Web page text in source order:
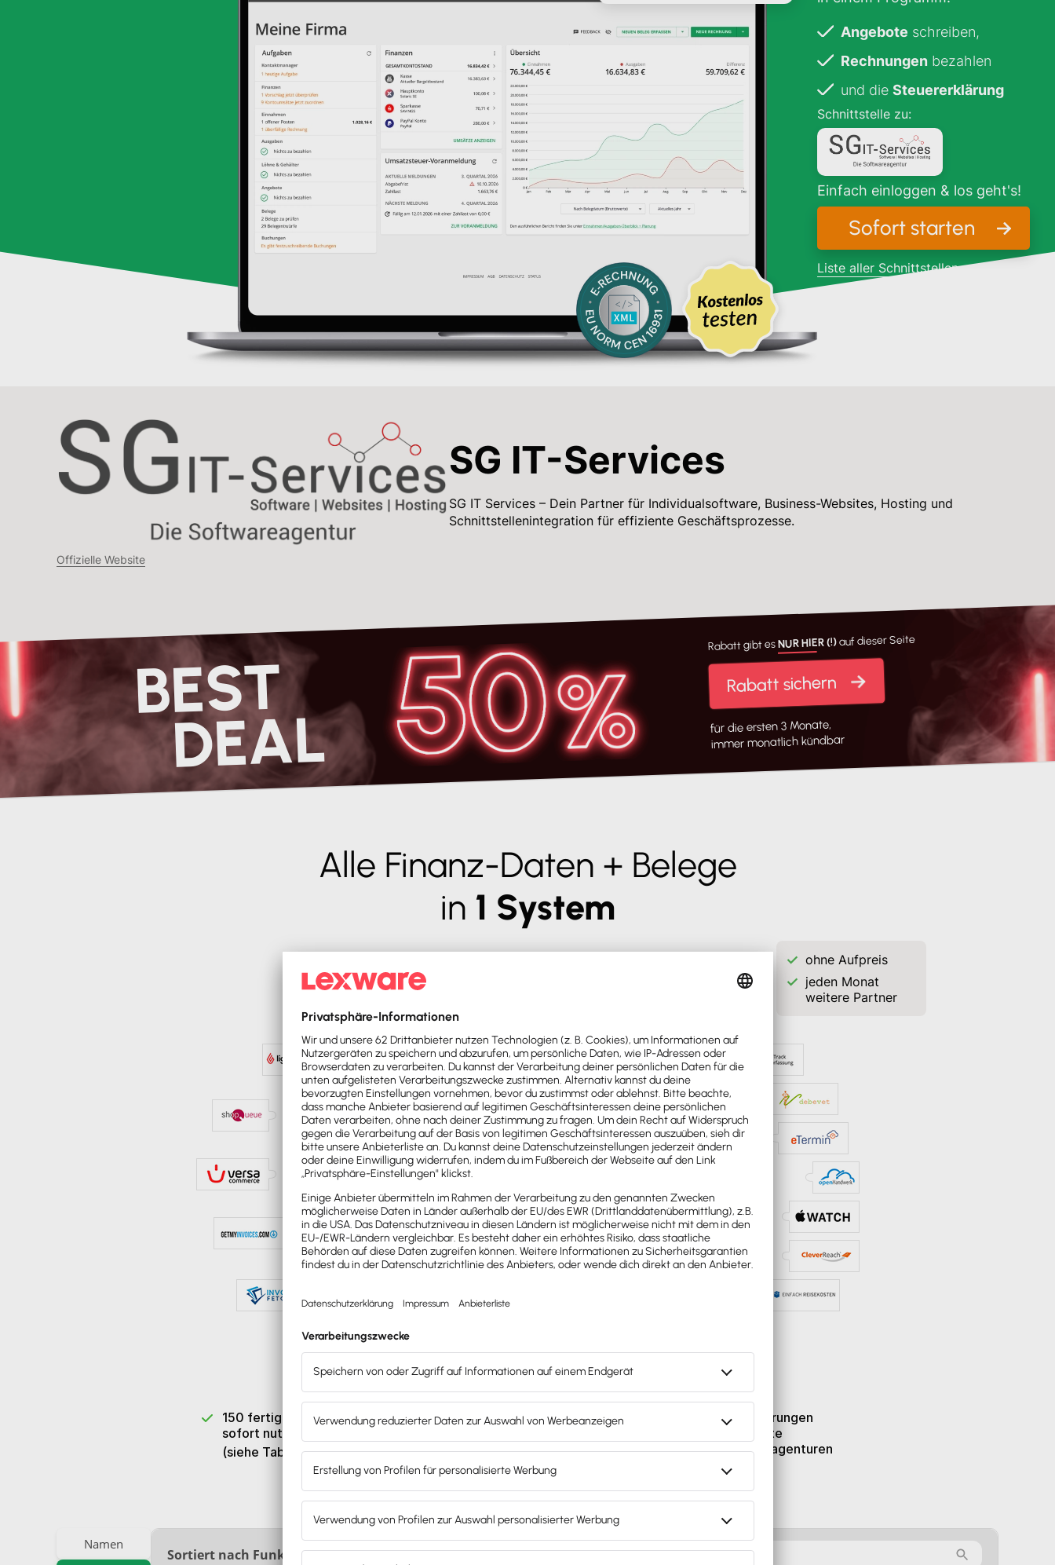
Angebote schreiben,
Rechnungen bezahlen
und die Steuererklärung
Schnittstelle zu:
Einfach einloggen & los geht's!
Sofort starten
Liste aller Schnittstellen
Offizielle Website
SG IT-Services
SG IT Services – Dein Partner für Individualsoftware, Business-Websites, Hosting und
Schnittstellenintegration für effiziente Geschäftsprozesse.
BEST
DEAL
Rabatt gibt esNUR HIER (!)auf dieser Seite
Rabatt sichern
für die ersten 3 Monate,
immer monatlich kündbar
Alle Finanz-Daten + Belege
in 1 System
ohne Aufpreis
jeden Monat
weitere Partner
Keine Buchhaltung
in Deutschland hat
mehr Schnittstellen
150 fertige Schnittstellen
sofort nutzbar
(siehe Tabelle)
Weitere Schnittstellen selbst
Partner API auf Anfrage
Programmierungen
übernehmen ausgewählte
Lexware Office-Partneragenturen
Namen
Sortiert nach Funktion